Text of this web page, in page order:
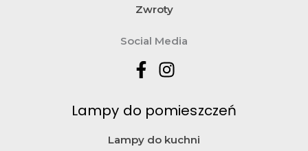
Zwroty
Social Media
Lampy do pomieszczeń
Lampy do kuchni